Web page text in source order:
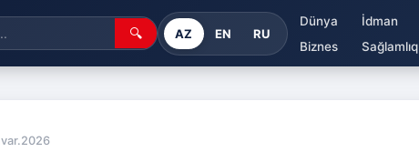
🔍 AZ EN RU
Dünya İdman
Biznes
Sağlamlıq